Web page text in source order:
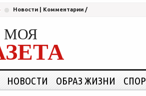
Новости Комментарии /
МОЯ
НОВОСТИ ОБРАЗ ЖИЗНИ